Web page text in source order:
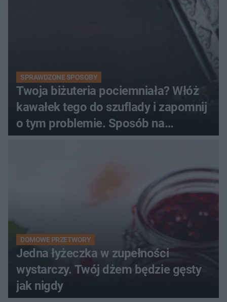
SPRAWDZONE SPOSOBY
Twoja biżuteria pociemniała? Włóż
kawałek tego do szuflady i zapomnij
o tym problemie. Sposób na
pociemniałą biżuterię
DOMOWE PRZETWORY
Jedna łyżeczka w zupełności
wystarczy. Twój dżem będzie gęsty
jak nigdy